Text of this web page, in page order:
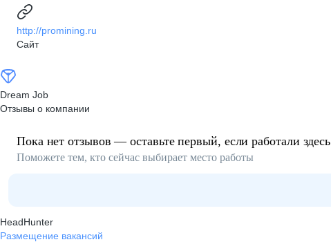
http://promining.ru
Сайт
Dream Job
Отзывы о компании
Пока нет отзывов — оставьте первый, если работали здесь
Поможете тем, кто сейчас выбирает место работы
HeadHunter
Размещение вакансий